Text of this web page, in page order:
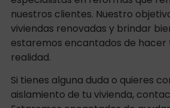
nuestros clientes. Nuestro
viviendas renovadas y brindar
estaremos encantados de hacer
realidad.
Si tienes alguna duda o quieres
aislamiento de tu vivienda,